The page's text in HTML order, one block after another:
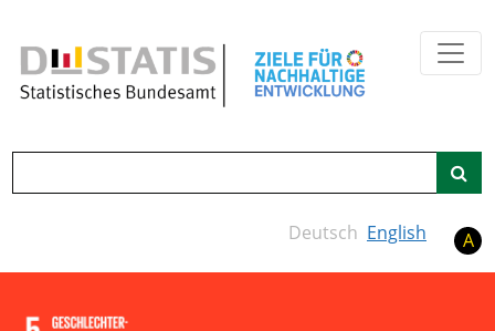
Deutsch English A